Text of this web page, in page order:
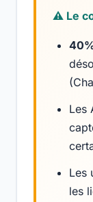
⚠️ Le
Les
Les
les